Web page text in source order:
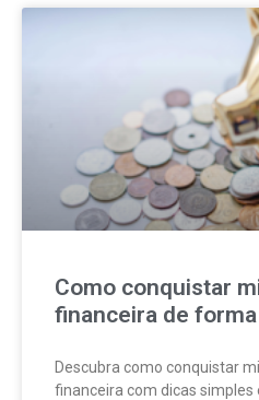
Como conquistar
financeira de
Descubra como conquistar
financeira com dicas simples